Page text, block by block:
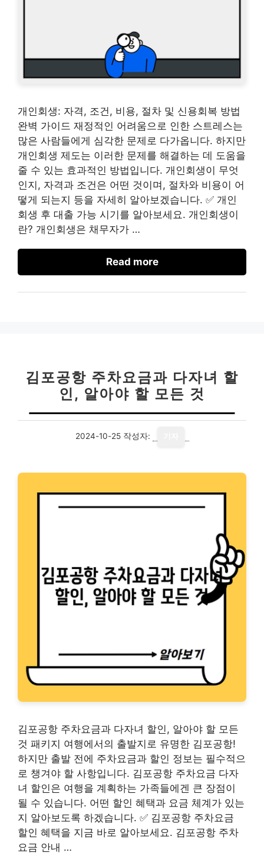
개인회생: 자격, 조건, 비용, 절차 및 신용회복 방법
완벽 가이드 재정적인 어려움으로 인한 스트레스는
많은 사람들에게 심각한 문제로 다가옵니다. 하지만
개인회생 제도는 이러한 문제를 해결하는 데 도움을
줄 수 있는 효과적인 방법입니다. 개인회생이 무엇
인지, 자격과 조건은 어떤 것이며, 절차와 비용이 어
떻게 되는지 등을 자세히 알아보겠습니다. ✅ 개인
회생 후 대출 가능 시기를 알아보세요. 개인회생이
란? 개인회생은 채무자가 …
Read more
김포공항 주차요금과 다자녀 할
인, 알아야 할 모든 것
2024-10-25 작성자:
김포공항 주차요금과 다자녀 할인, 알아야 할 모든
것 패키지 여행에서의 출발지로 유명한 김포공항!
하지만 출발 전에 주차요금과 할인 정보는 필수적으
로 챙겨야 할 사항입니다. 김포공항 주차요금 다자
녀 할인은 여행을 계획하는 가족들에겐 큰 장점이
될 수 있습니다. 어떤 할인 혜택과 요금 체계가 있는
지 알아보도록 하겠습니다. ✅ 김포공항 주차요금
할인 혜택을 지금 바로 알아보세요. 김포공항 주차
요금 안내 …